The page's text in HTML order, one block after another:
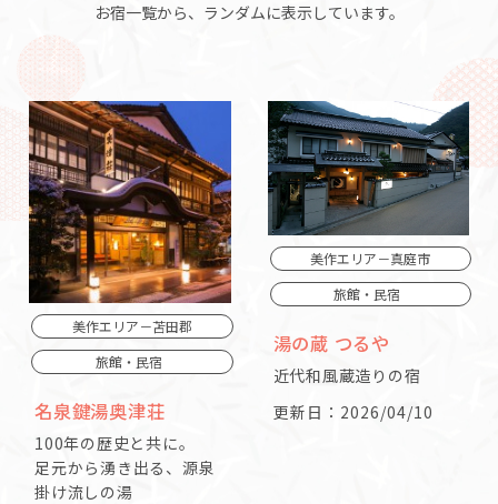
お宿一覧から、ランダムに表示しています。
美作エリア－苫田郡
旅館・民宿
名泉鍵湯奥津荘
100年の歴史と共に。
足元から湧き出る、源泉
掛け流しの湯
美作エリア－真庭市
旅館・民宿
湯の蔵 つるや
近代和風蔵造りの宿
更新日：2026/04/10